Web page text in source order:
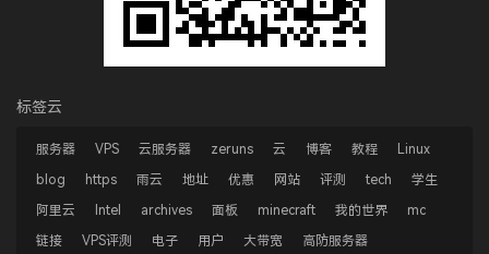
标签云
服务器 VPS 云服务器 zeruns 云 博客 教程
Linux
blog
https 雨云 地址 优惠 网站 评测 tech
学生
阿里云
Intel archives 面板 minecraft 我的世界
mc
链接
VPS评测 电子 用户 大带宽 高防服务器